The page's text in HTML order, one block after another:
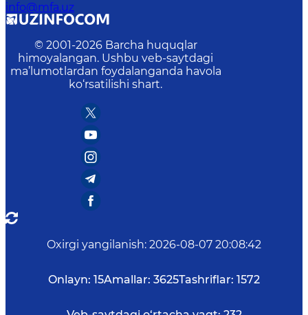
info@mfa.uz
© 2001-2026 Barcha huquqlar
himoyalangan. Ushbu veb-saytdagi
ma’lumotlardan foydalanganda havola
ko‘rsatilishi shart.
Oxirgi yangilanish: 2026-08-07 20:08:42
Onlayn: 15Amallar: 3625Tashriflar: 1572